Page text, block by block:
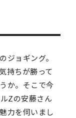
ジョギング。
持ちが勝って
か。そこで今
Zの安藤さん
力を伺いまし